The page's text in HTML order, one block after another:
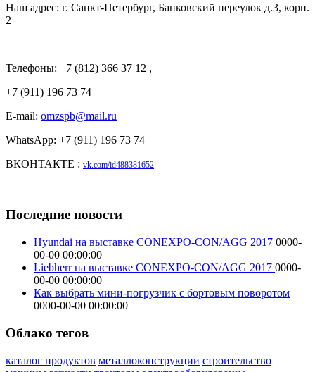
Наш адрес: г. Санкт-Петербург, Банковский переулок д.3, корп.
2
Телефоны: +7 (812) 366 37 12 ,
+7 (911) 196 73 74
E-mail: omzspb@mail.ru
WhatsApp: +7 (911) 196 73 74
ВКОНТАКТЕ : vk.com/id488381652
Последние новости
Hyundai на выставке CONEXPO-CON/AGG 2017 0000-
00-00 00:00:00
Liebherr на выставке CONEXPO-CON/AGG 2017 0000-
00-00 00:00:00
Как выбрать мини-погрузчик с бортовым поворотом
0000-00-00 00:00:00
Облако тегов
каталог продуктов металлоконструкции строительство